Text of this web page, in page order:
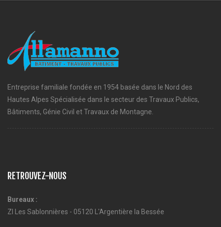
Entreprise familiale fondée en 1954 basée dans le Nord des
Hautes Alpes Spécialisée dans le secteur des Travaux Publics,
Bâtiments, Génie Civil et Travaux de Montagne.
RETROUVEZ-NOUS
Bureaux :
ZI Les Sablonnières - 05120 L'Argentière la Bessée